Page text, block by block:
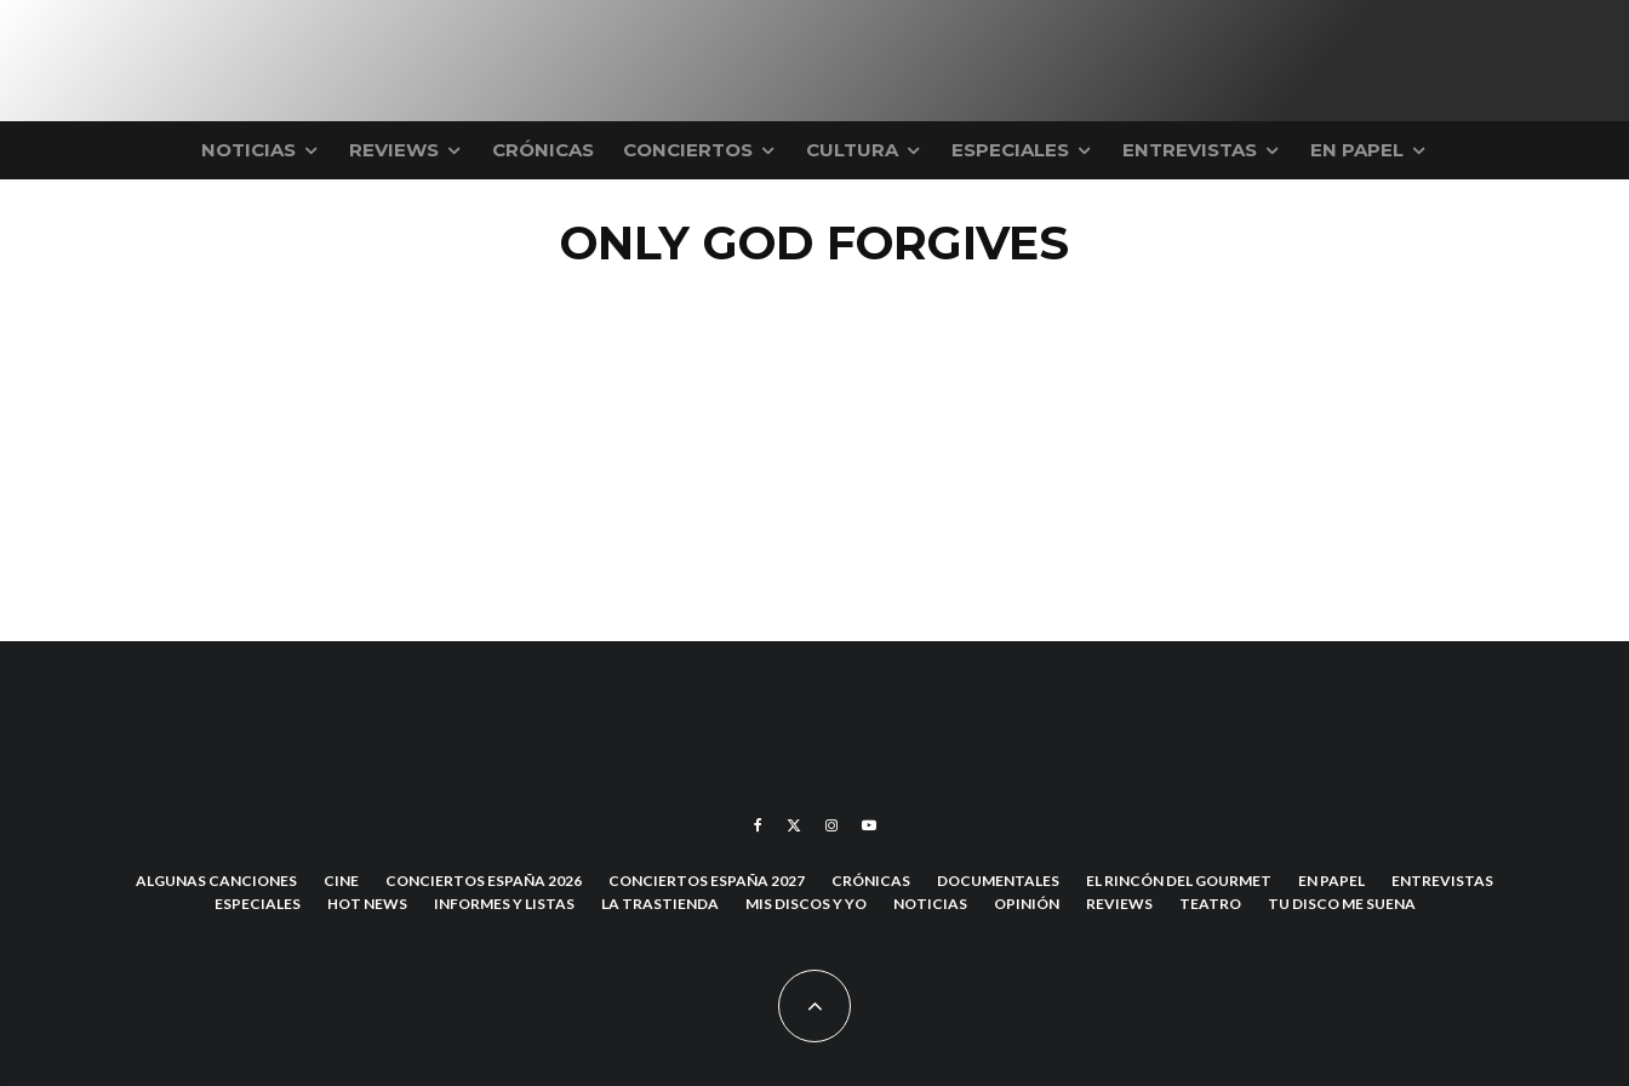
NOTICIAS REVIEWS CRÓNICAS CONCIERTOS CULTURA ESPECIALES ENTREVISTAS EN PAPEL
ONLY GOD FORGIVES
ALGUNAS CANCIONES CINE CONCIERTOS ESPAÑA 2026 CONCIERTOS ESPAÑA 2027 CRÓNICAS DOCUMENTALES EL RINCÓN DEL GOURMET EN PAPEL
ENTREVISTAS
ESPECIALES
HOT NEWS INFORMES Y LISTAS LA TRASTIENDA MIS DISCOS Y YO NOTICIAS OPINIÓN REVIEWS TEATRO TU DISCO ME SUENA